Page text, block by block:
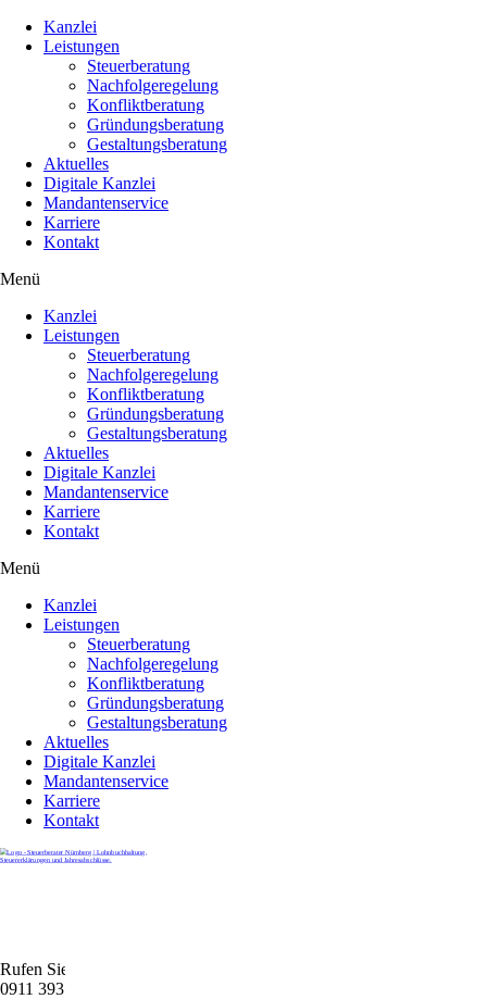
Kanzlei
Leistungen
Steuerberatung
Nachfolgeregelung
Konfliktberatung
Gründungsberatung
Gestaltungsberatung
Aktuelles
Digitale Kanzlei
Mandantenservice
Karriere
Kontakt
Menü
Kanzlei
Leistungen
Steuerberatung
Nachfolgeregelung
Konfliktberatung
Gründungsberatung
Gestaltungsberatung
Aktuelles
Digitale Kanzlei
Mandantenservice
Karriere
Kontakt
Menü
Kanzlei
Leistungen
Steuerberatung
Nachfolgeregelung
Konfliktberatung
Gründungsberatung
Gestaltungsberatung
Aktuelles
Digitale Kanzlei
Mandantenservice
Karriere
Kontakt
Rufen Sie uns gerne an
0911 39372790